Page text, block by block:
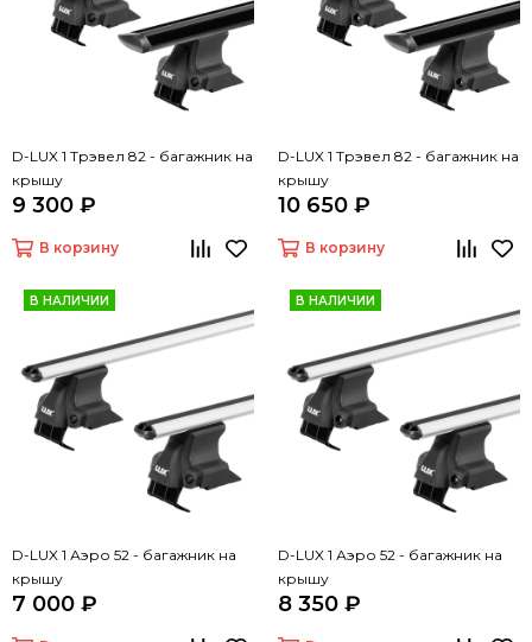
D-LUX 1 Трэвел 82 - багажник на
крышу
9 300 ₽
В корзину
D-LUX 1 Трэвел 82 - багажник на
крышу
10 650 ₽
В корзину
В НАЛИЧИИ
D-LUX 1 Аэро 52 - багажник на
крышу
7 000 ₽
В НАЛИЧИИ
D-LUX 1 Аэро 52 - багажник на
крышу
8 350 ₽